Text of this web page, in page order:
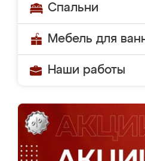
Спальни
Мебель для
Наши работы